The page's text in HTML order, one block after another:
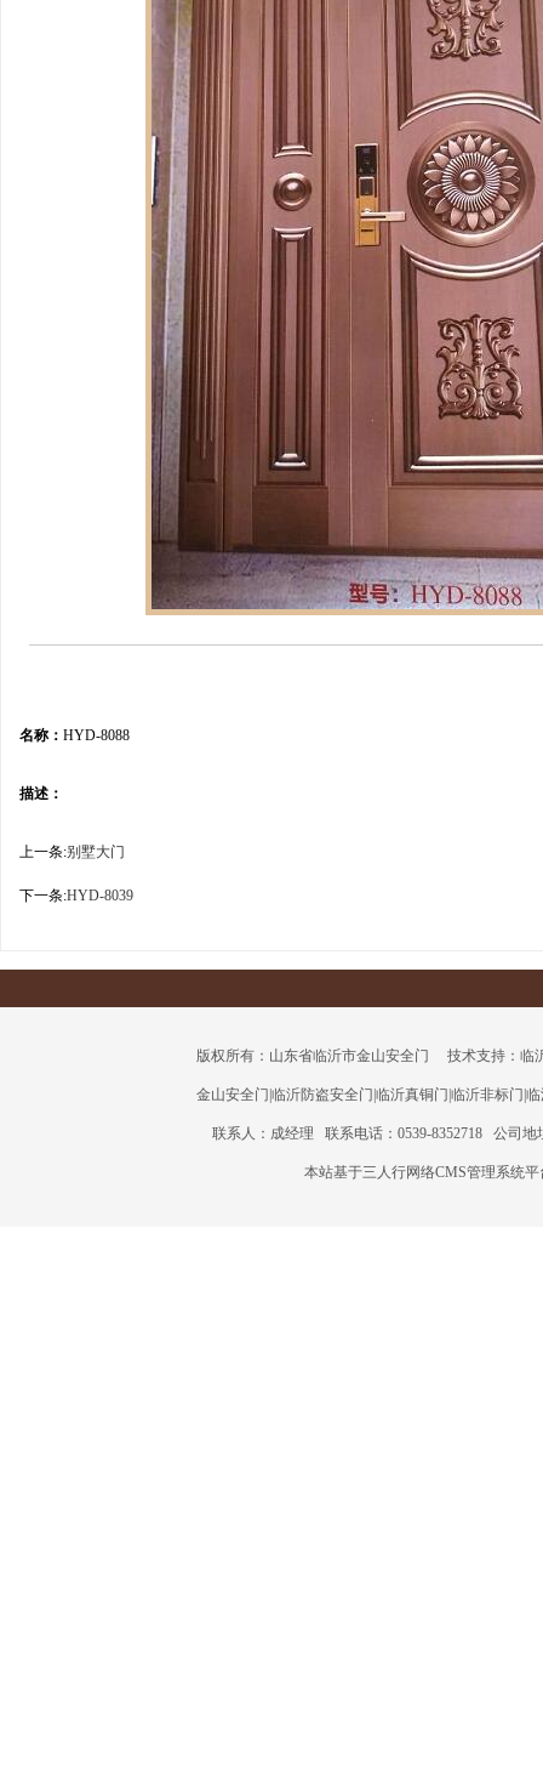
名称： HYD-8088
描述：
上一条:别墅大门
下一条:HYD-8039
版权所有：山东省临沂市金山安全门 技术支持：临
金山安全门 临沂防盗安全门 临沂真铜门 临沂非标门 临
联系人：成经理 联系电话：0539-8352718 公司
本站基于三人行网络CMS管理系统